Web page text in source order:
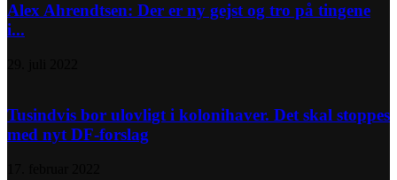
Alex Ahrendtsen: Der er ny gejst og tro på tingene
i...
Tusindvis bor ulovligt i kolonihaver. Det skal stoppes
med nyt DF-forslag